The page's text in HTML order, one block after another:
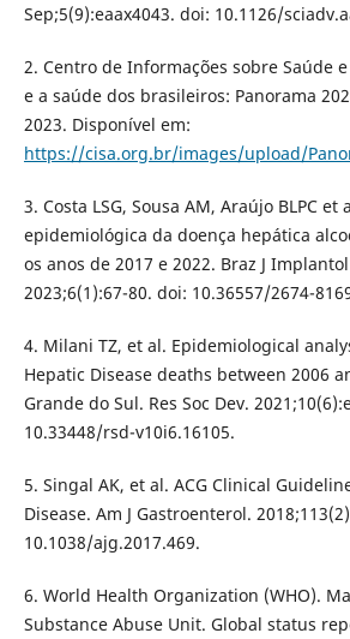
Sep;5(9):eaax4043. doi: 10.1126/
2. Centro de Informações sobre Saúde
e a saúde dos brasileiros: Panorama
2023. Disponível em:
https://cisa.org.br/images/upload/
3. Costa LSG, Sousa AM, Araújo BLPC et
epidemiológica da doença hepática
os anos de 2017 e 2022. Braz J
2023;6(1):67-80. doi: 10.36557/2674-
4. Milani TZ, et al. Epidemiological
Hepatic Disease deaths between 2006
Grande do Sul. Res Soc Dev.
10.33448/rsd-v10i6.16105.
5. Singal AK, et al. ACG Clinical
Disease. Am J Gastroenterol.
10.1038/ajg.2017.469.
6. World Health Organization (WHO).
Substance Abuse Unit. Global status